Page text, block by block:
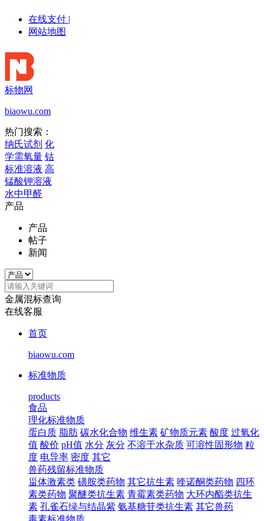
在线支付 |
网站地图
标物网
biaowu.com
热门搜索：
纳氏试剂 化
学需氧量 钴
标准溶液 高
锰酸钾溶液
水中甲醛
产品
产品
帖子
新闻
金属混标查询
在线客服
首页
biaowu.com
标准物质
products
食品
理化标准物质
蛋白质 脂肪 碳水化合物 维生素 矿物质元素 酸度 过氧化
值 酸价 pH值 水分 灰分 不溶于水杂质 可溶性固形物 粒
度 电导率 密度 其它
兽药残留标准物质
甾体激素类 磺胺类药物 其它抗生素 喹诺酮类药物 四环
素类药物 聚醚类抗生素 青霉素类药物 大环内酯类抗生
素 孔雀石绿与结晶紫 氨基糖苷类抗生素 其它兽药
毒素标准物质